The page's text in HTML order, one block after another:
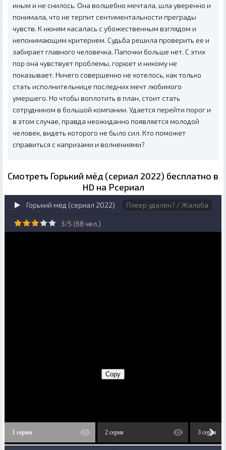
иным и не снилось. Она волшебно мечтала, шла уверенно и
понимала, что не терпит сентиментальности преграды
чувств. К нюням касалась с убожественным взглядом и
непонимающим критерием. Судьба решила проверить ее и
забирает главного человечка. Папочки больше нет. С этих
пор она чувствует проблемы, горюет и никому не
показывает. Ничего совершенно не хотелось, как только
стать исполнительнице последних мечт любимого
умершего. Но чтобы воплотить в план, стоит стать
сотрудником в большой компании. Удается перейти порог и
в этом случае, правда неожиданно появляется молодой
человек, видеть которого не было сил. Кто поможет
справиться с капризами и волнениями?
Смотреть Горький мёд (сериал 2022) бесплатно в
HD на Рсериал
Горький мёд (сериал 2022) Плеер удален? / Жалоба
3/5 (68 чел.)
1 серия 2 серия 3 серия